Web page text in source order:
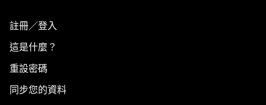
註冊／登入
這是什麼？
重設密碼
同步您的資料